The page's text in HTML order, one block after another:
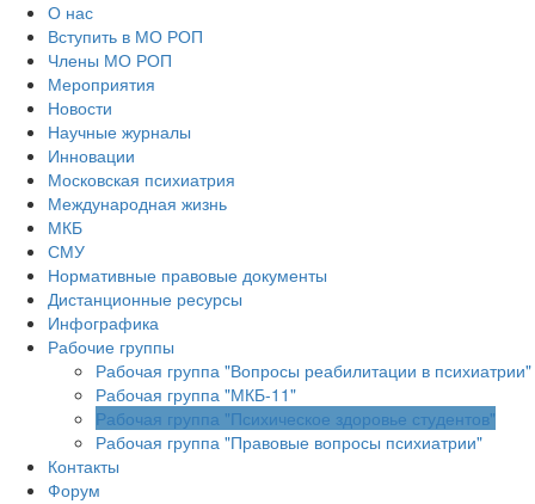
О нас
Вступить в МО РОП
Члены МО РОП
Мероприятия
Новости
Научные журналы
Инновации
Московская психиатрия
Международная жизнь
МКБ
СМУ
Нормативные правовые документы
Дистанционные ресурсы
Инфографика
Рабочие группы
Рабочая группа "Вопросы реабилитации в психиатрии"
Рабочая группа "МКБ-11"
Рабочая группа "Психическое здоровье студентов"
Рабочая группа "Правовые вопросы психиатрии"
Контакты
Форум